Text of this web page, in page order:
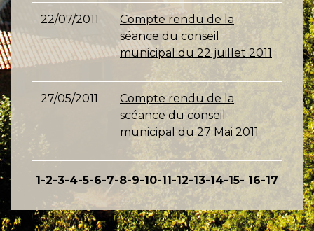
22/07/2011
Compte rendu de la
séance du conseil
municipal du 22 juillet 2011
27/05/2011
Compte rendu de la
scéance du conseil
municipal du 27 Mai 2011
1-2-3-4-5-6-7-8-9-10-11-12-13-14-15- 16-17